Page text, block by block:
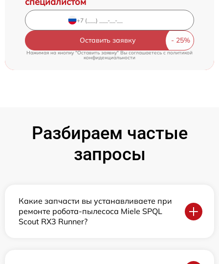
Оставить заявку
Нажимая на кнопку "Оставить заявку" Вы соглашаетесь cполитикой
конфиденциальности
Разбираем частые
запросы
Какие запчасти вы устанавливаете при
ремонте робота-пылесоса Miele SPQL
Scout RX3 Runner?